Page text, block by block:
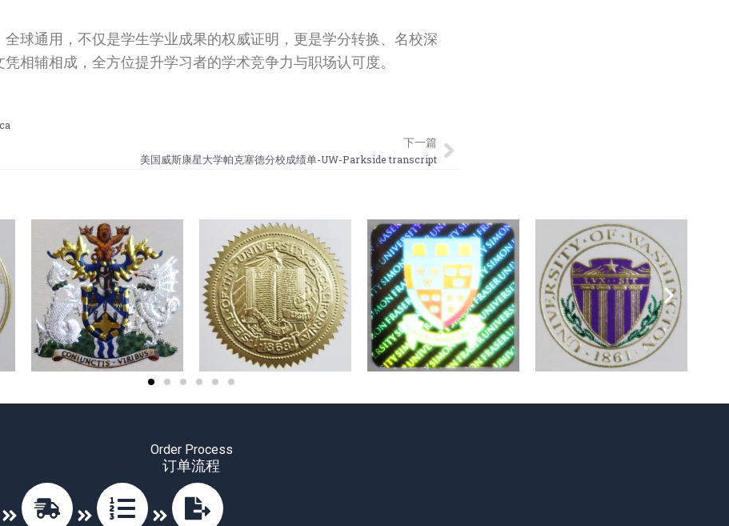
球通用，不仅是学生学业成果的权威证明，更是学分转换、名校深
相辅相成，全方位提升学习者的学术竞争力与职场认可度。
下一篇
美国威斯康星大学帕克塞德分校成绩单-UW-Parkside transcript
Order Process
订单流程